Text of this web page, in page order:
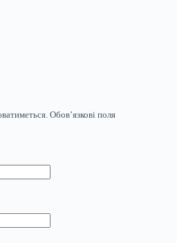
Обов’язкові поля